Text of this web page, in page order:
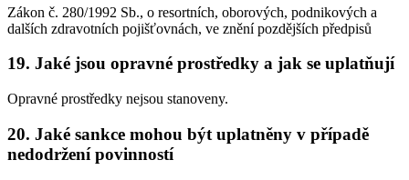
Zákon č. 280/1992 Sb., o resortních, oborových, podnikových a
dalších zdravotních pojišťovnách, ve znění pozdějších předpisů
19. Jaké jsou opravné prostředky a jak se uplatňují
Opravné prostředky nejsou stanoveny.
20. Jaké sankce mohou být uplatněny v případě
nedodržení povinností